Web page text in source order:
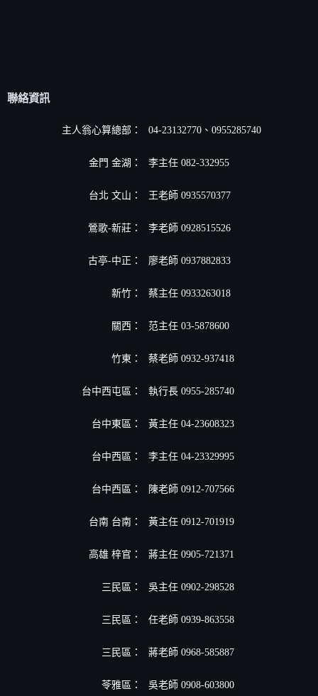
聯絡資訊
主人翁心算總部： 04-23132770、0955285740
金門 金湖： 李主任 082-332955
台北 文山： 王老師 0935570377
鶯歌-新莊： 李老師 0928515526
古亭-中正： 廖老師 0937882833
新竹： 蔡主任 0933263018
關西： 范主任 03-5878600
竹東： 蔡老師 0932-937418
台中西屯區： 執行長 0955-285740
台中東區： 黃主任 04-23608323
台中西區： 李主任 04-23329995
台中西區： 陳老師 0912-707566
台南 台南： 黃主任 0912-701919
高雄 梓官： 蔣主任 0905-721371
三民區： 吳主任 0902-298528
三民區： 任老師 0939-863558
三民區： 蔣老師 0968-585887
苓雅區： 吳老師 0908-603800